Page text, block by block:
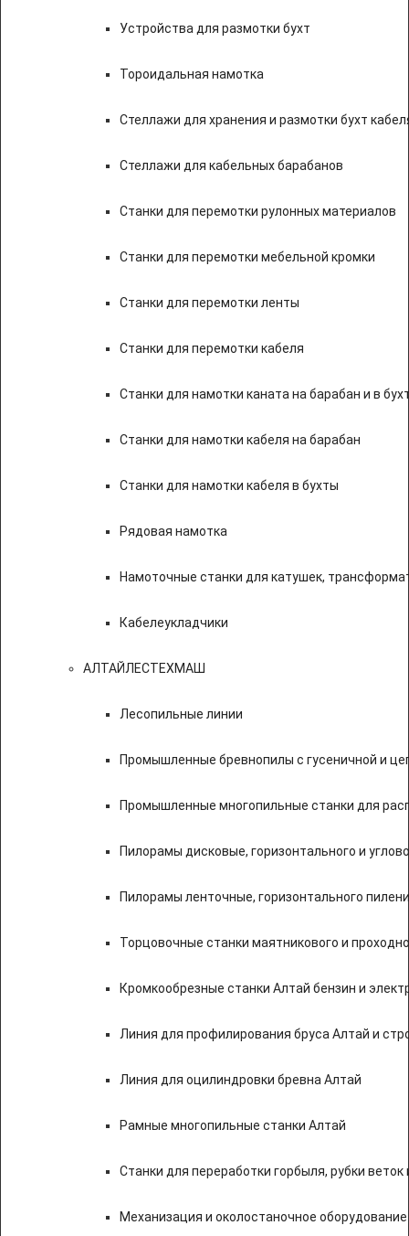
Устройства для размотки бухт
Тороидальная намотка
Стеллажи для хранения и размотки бухт
Стеллажи для кабельных барабанов
Станки для перемотки рулонных материалов
Станки для перемотки мебельной кромки
Станки для перемотки ленты
Станки для перемотки кабеля
Станки для намотки каната на барабан и в
Станки для намотки кабеля на барабан
Станки для намотки кабеля в бухты
Рядовая намотка
Намоточные станки для катушек,
Кабелеукладчики
АЛТАЙЛЕСТЕХМАШ
Лесопильные линии
Промышленные бревнопилы с гусеничной и
Промышленные многопильные станки для
Пилорамы дисковые, горизонтального и
Пилорамы ленточные, горизонтального
Торцовочные станки маятникового и
Кромкообрезные станки Алтай бензин и
Линия для профилирования бруса Алтай и
Линия для оцилиндровки бревна Алтай
Рамные многопильные станки Алтай
Станки для переработки горбыля, рубки веток
Механизация и околостаночное оборудование